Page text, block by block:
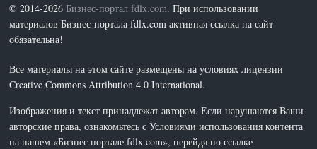
© 2014-2026 Бизнес-портал fdlx.com. При использовании
материалов Бизнес-портала fdlx.com активная ссылка на сайт
обязательна!
Все материалы на этом сайте размещены на условиях лицензии
Creative Commons Attribution 4.0 International.
Изображения и текст принадлежат авторам. Если нарушаются Ваши
авторские права, ознакомьтесь с Условиями использования контента
на нашем «Бизнес портале fdlx.com», перейдя по ссылке